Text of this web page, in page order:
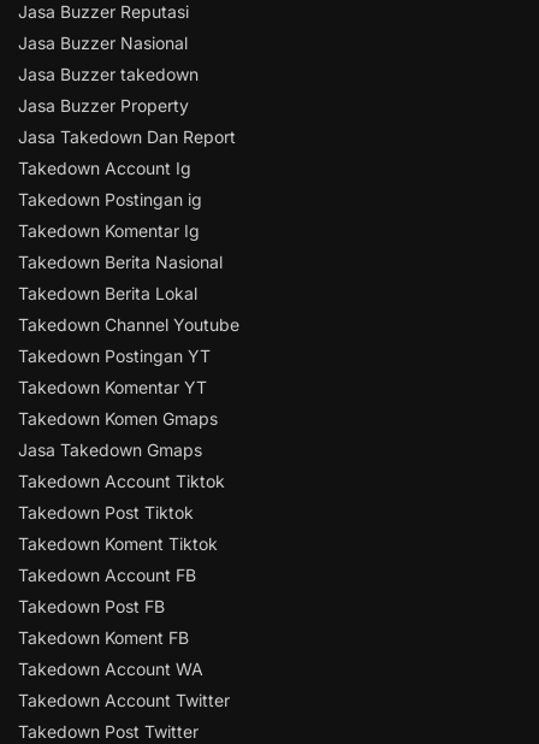
Jasa Buzzer Reputasi
Jasa Buzzer Nasional
Jasa Buzzer takedown
Jasa Buzzer Property
Jasa Takedown Dan Report
Takedown Account Ig
Takedown Postingan ig
Takedown Komentar Ig
Takedown Berita Nasional
Takedown Berita Lokal
Takedown Channel Youtube
Takedown Postingan YT
Takedown Komentar YT
Takedown Komen Gmaps
Jasa Takedown Gmaps
Takedown Account Tiktok
Takedown Post Tiktok
Takedown Koment Tiktok
Takedown Account FB
Takedown Post FB
Takedown Koment FB
Takedown Account WA
Takedown Account Twitter
Takedown Post Twitter